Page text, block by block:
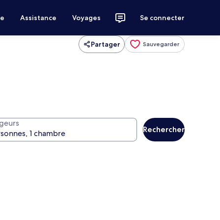
Assistance Voyages Se connecter
Partager Sauvegarder
Rechercher